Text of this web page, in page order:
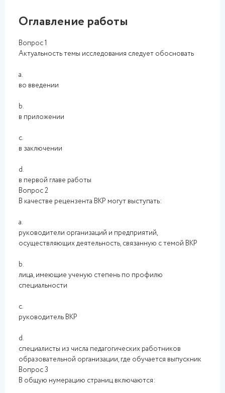
Оглавление работы
Вопрос 1
Актуальность темы исследования следует обосновать
a.
во введении
b.
в приложении
c.
в заключении
d.
в первой главе работы
Вопрос 2
В качестве рецензента ВКР могут выступать:
a.
руководители организаций и предприятий,
осуществляющих деятельность, связанную с темой ВКР
b.
лица, имеющие ученую степень по профилю
специальности
c.
руководитель ВКР
d.
специалисты из числа педагогических работников
образовательной организации, где обучается выпускник
Вопрос 3
В общую нумерацию страниц включаются: